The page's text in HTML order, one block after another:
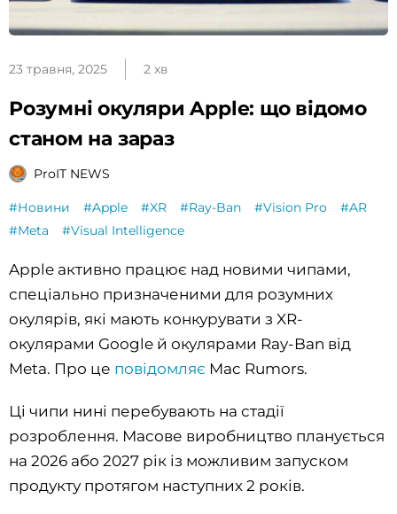
23 травня, 2025 2 хв
Розумні окуляри Apple: що відомо
станом на зараз
ProIT NEWS
#Новини #Apple #XR #Ray-Ban #Vision Pro
#AR
#Meta
#Visual Intelligence
Apple активно працює над новими чипами,
спеціально призначеними для розумних
окулярів, які мають конкурувати з XR-
окулярами Google й окулярами Ray-Ban від
Meta. Про це повідомляє Mac Rumors.
Ці чипи нині перебувають на стадії
розроблення. Масове виробництво планується
на 2026 або 2027 рік із можливим запуском
продукту протягом наступних 2 років.